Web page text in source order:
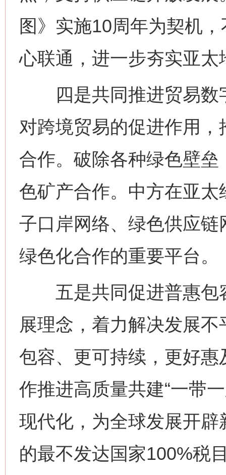
图》实施10周年为契机
心联通，进一步夯实亚
四是共同推进贸易数
对跨境贸易的促进作用
合作。破除各种绿色壁
色矿产合作。中方在亚
子口岸网络、绿色供应
绿色化合作的重要平台。
五是共同促进普惠包
展理念，着力解决发展
包容、更可持续，更好
作推进高质量共建“一带
现代化，为全球发展开
的最不发达国家100%税